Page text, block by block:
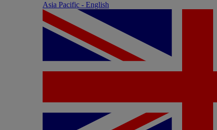
Asia Pacific - English